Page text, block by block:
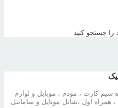
جستجو کنید
سیم کارت ، مودم ، موبایل و لوازم
همراه اول ،شاتل موبایل و سامانتل